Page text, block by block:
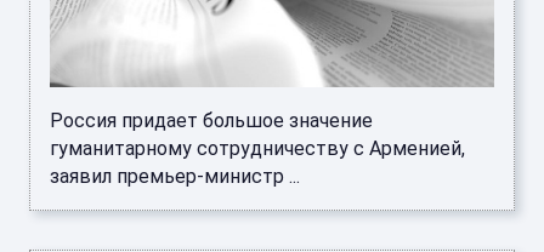
Россия придает большое значение
гуманитарному сотрудничеству с Арменией,
заявил премьер-министр ...